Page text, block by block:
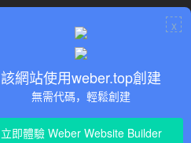
x
該網站使用weber.top創建
無需代碼，輕鬆創建
立即體驗 Weber Website Builder